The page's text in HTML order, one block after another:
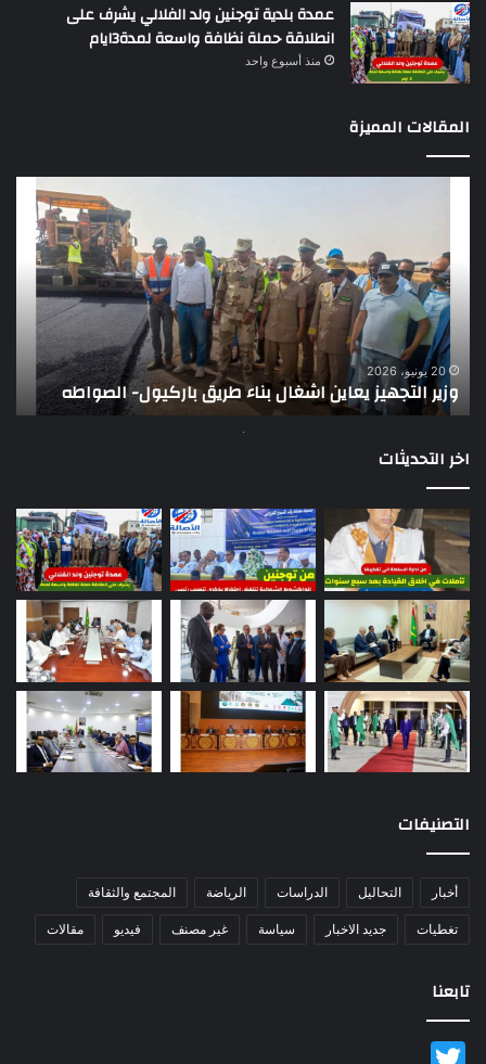
عمدة بلدية توجنين ولد الفلالي يشرف على
انطلاقة حملة نظافة واسعة لمدة3ايام
منذ أسبوع واحد
المقالات المميزة
اشغال
بناء
طريق
باركيول-
الصواطه
20 يونيو، 2026
وزير التجهيز يعاين اشغال بناء طريق باركيول- الصواطه
اخر التحديثات
التصنيفات
أخبار التحاليل الدراسات الرياضة المجتمع والثقافة
تغطيات جديد الاخبار سياسة غير مصنف فيديو مقالات
تابعنا